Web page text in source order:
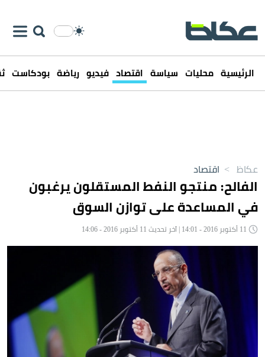
الرئيسية محليات سياسة اقتصاد فيديو رياضة بودكاست
عكاظ > اقتصاد
الفالح: منتجو النفط المستقلون يرغبون
في المساعدة على توازن السوق